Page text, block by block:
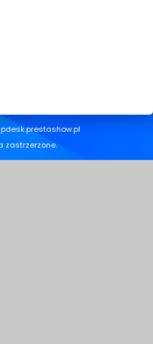
zastrzerzone.